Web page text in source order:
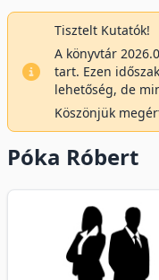
Tisztelt Kutatók!
A könyvtár
tart. Ezen
lehetőség, de
Köszönjük
Póka Róbert